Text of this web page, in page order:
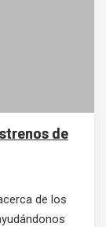
de
de los